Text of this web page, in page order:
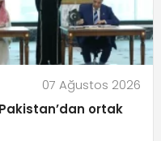
07 Ağustos 2026
ortak